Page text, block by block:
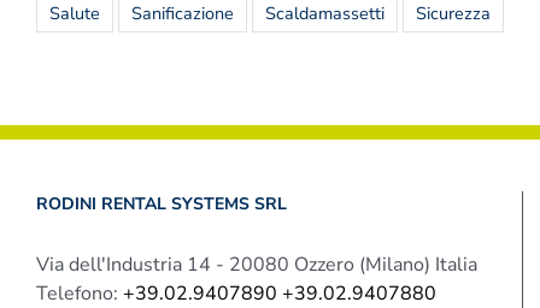
Salute
Sanificazione Scaldamassetti Sicurezza
RODINI RENTAL SYSTEMS SRL
Via dell'Industria 14 - 20080 Ozzero (Milano) Italia
Telefono: +39.02.9407890 +39.02.9407880